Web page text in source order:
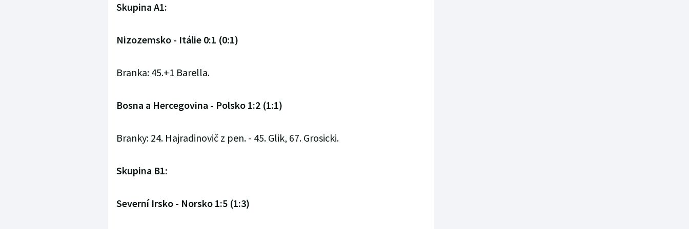
Skupina A1:
Nizozemsko - Itálie 0:1 (0:1)
Branka: 45.+1 Barella.
Bosna a Hercegovina - Polsko 1:2 (1:1)
Branky: 24. Hajradinovič z pen. - 45. Glik, 67. Grosicki.
Skupina B1:
Severní Irsko - Norsko 1:5 (1:3)